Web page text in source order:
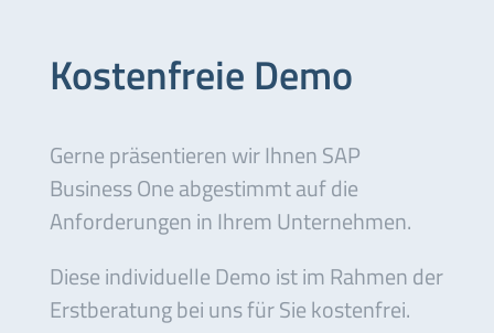
Kostenfreie Demo
Gerne präsentieren wir Ihnen SAP
Business One abgestimmt auf die
Anforderungen in Ihrem Unternehmen.
Diese individuelle Demo ist im Rahmen der
Erstberatung bei uns für Sie kostenfrei.